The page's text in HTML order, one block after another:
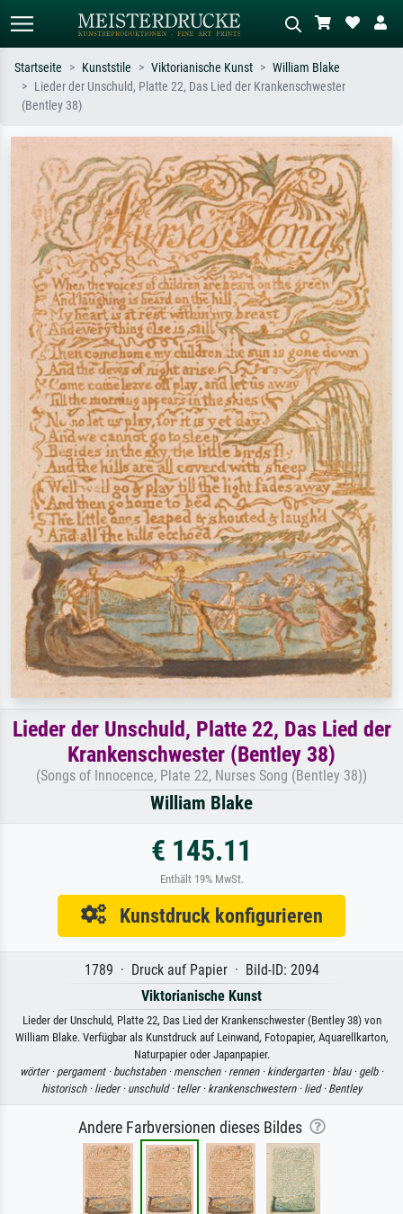
Sternennacht, Impressionismus, Welle
Hokusai, Akt.
Wiese, Abstrakt mit viel Rot, Dunkles
Ölgemälde, Stehender Akt neben einem
Baum.
Startseite Kunststile Viktorianische Kunst
William Blake
Lieder der Unschuld, Platte 22, Das Lied der Krankenschwester
(Bentley 38)
Lieder der Unschuld, Platte 22, Das Lied der
Krankenschwester (Bentley 38)
(Songs of Innocence, Plate 22, Nurses Song (Bentley 38))
William Blake
€ 145.11
Enthält 19% MwSt.
Kunstdruck konfigurieren
1789 · Druck auf Papier · Bild-ID: 2094
Viktorianische Kunst
Lieder der Unschuld, Platte 22, Das Lied der Krankenschwester (Bentley 38) von
William Blake. Verfügbar als Kunstdruck auf Leinwand, Fotopapier, Aquarellkarton,
Naturpapier oder Japanpapier.
wörter · pergament · buchstaben · menschen · rennen · kindergarten · blau · gelb ·
historisch · lieder · unschuld · teller · krankenschwestern · lied · Bentley
Andere Farbversionen dieses Bildes